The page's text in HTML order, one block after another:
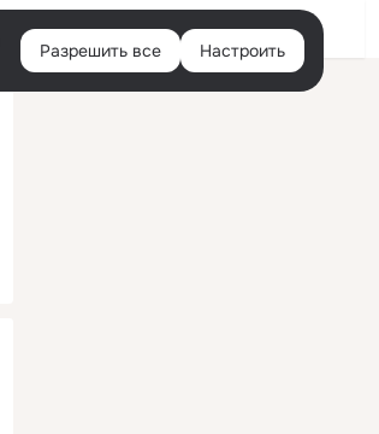
Войти
Разрешить все Настроить